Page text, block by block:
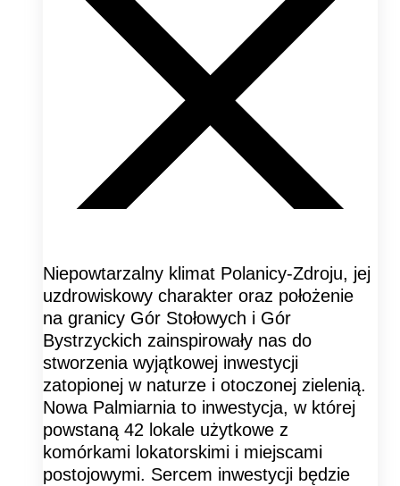
Niepowtarzalny klimat Polanicy-Zdroju, jej
uzdrowiskowy charakter oraz położenie
na granicy Gór Stołowych i Gór
Bystrzyckich zainspirowały nas do
stworzenia wyjątkowej inwestycji
zatopionej w naturze i otoczonej zielenią.
Nowa Palmiarnia to inwestycja, w której
powstaną 42 lokale użytkowe z
komórkami lokatorskimi i miejscami
postojowymi. Sercem inwestycji będzie